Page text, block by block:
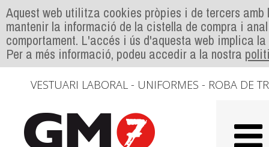
Aquest web utilitza cookies pròpies i de tercers
mantenir la informació de la cistella de compra i
comportament. L'accés i ús d'aquesta web implica
Per a més informació, podeu accedir a la nostra
VESTUARI LABORAL - UNIFORMES - ROBA DE